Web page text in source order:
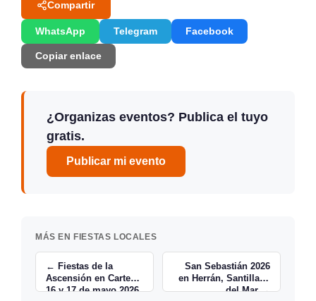
Compartir
WhatsApp Telegram Facebook
Copiar enlace
¿Organizas eventos? Publica el tuyo
gratis.
Publicar mi evento
MÁS EN FIESTAS LOCALES
← Fiestas de la
Ascensión en Cartes,
16 y 17 de mayo 2026
San Sebastián 2026
en Herrán, Santillana
del Mar →